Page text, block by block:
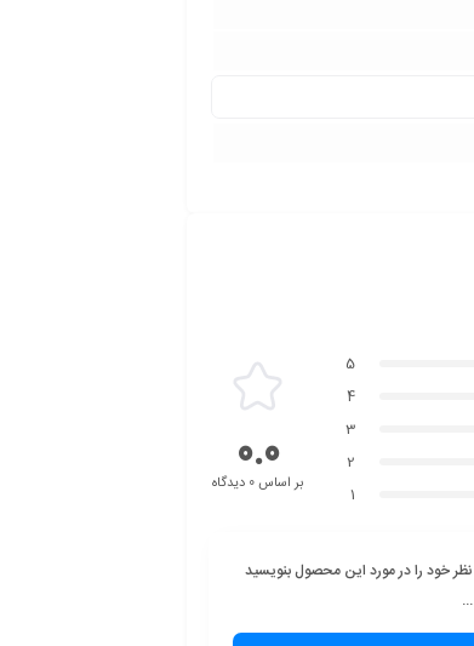
5
4
3
2
1
0.0بر اساس 0 دیدگاه
نظر خود را در مورد این محصول بنویسید
...